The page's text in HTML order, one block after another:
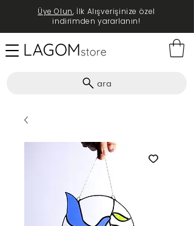
ara
Üye Olun, İlk Alışverişinize özel
indirimden yararlanın!